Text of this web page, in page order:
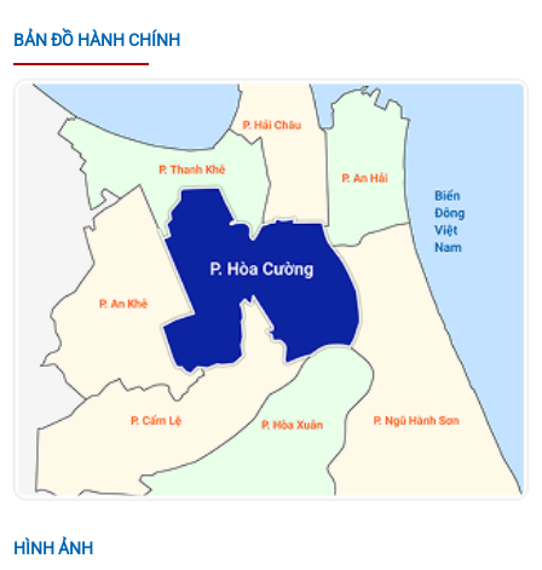
UBND PHƯỜNG HÒA CƯỜNG CÔNG BỐ QUYẾT
ĐỊNH BỔ NHIỆM GIÁM ĐỐC TRUNG TÂM PHỤC VỤ
HÀNH CHÍNH CÔNG
THÔNG BÁO VỀ VIỆC TUYỂN NHÂN SỰ KÝ HỢP
ĐỒNG LAO ĐỘNG LÀM NHIỆM VỤ CÔNG CHỨC TẠI
ĐẢNG ỦY PHƯỜNG HÒA CƯỜNG, THÀNH PHỐ ĐÀ
NẴNG
Quyết định về việc giao kế hoạch thu, nộp Quỹ
Phòng, chống thiên tai năm 2026
KẾ HOẠCH TỔ CHỨC CUỘC THI TRÌNH DIỄN LÂN -
SƯ - RỒNG HÒA CƯỜNG - ĐÀ NẴNG MỞ RỘNG NĂM
2026
BẢN ĐỒ HÀNH CHÍNH
HÌNH ẢNH